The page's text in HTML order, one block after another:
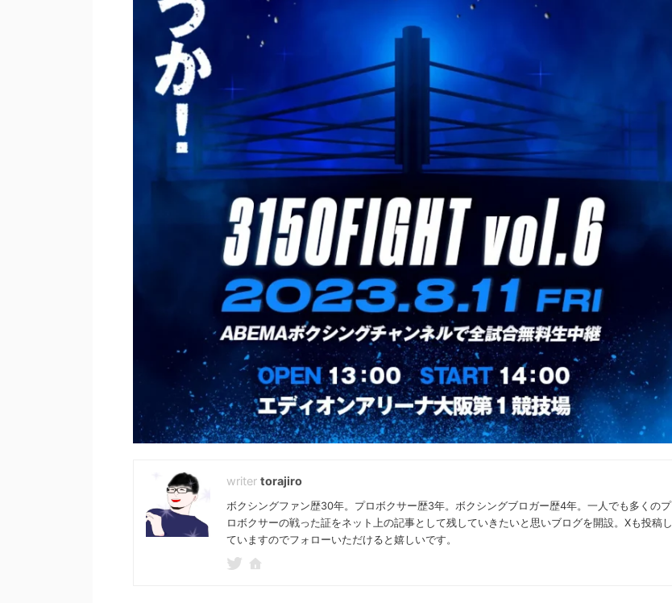
torajiro
ボクシングファン歴30年。プロボクサー歴3年。ボクシングブロガー歴4年。一人でも多くのプ
ロボクサーの戦った証をネット上の記事として残していきたいと思いブログを開設。Xも投稿し
ていますのでフォローいただけると嬉しいです。